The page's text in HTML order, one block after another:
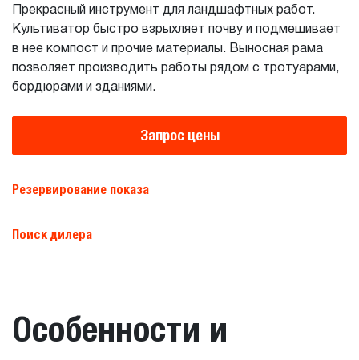
Прекрасный инструмент для ландшафтных работ.
Культиватор быстро взрыхляет почву и подмешивает
в нее компост и прочие материалы. Выносная рама
позволяет производить работы рядом с тротуарами,
бордюрами и зданиями.
Запрос цены
Резервирование показа
Поиск дилера
Особенности и